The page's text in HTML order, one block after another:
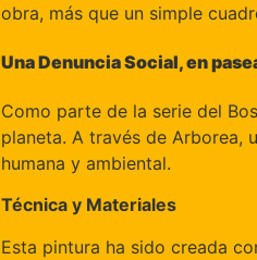
obra, más que un simple
Una Denuncia Social, en
Como parte de la serie del
planeta. A través de Arborea,
humana y ambiental.
Técnica y Materiales
Esta pintura ha sido creada